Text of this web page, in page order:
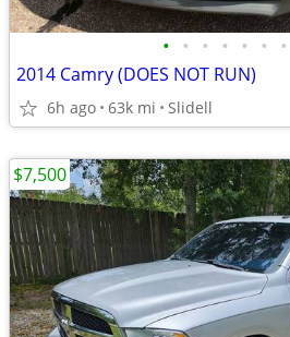
• • • • • • •
2014 Camry (DOES NOT RUN)
6h ago 63k mi Slidell
$7,500